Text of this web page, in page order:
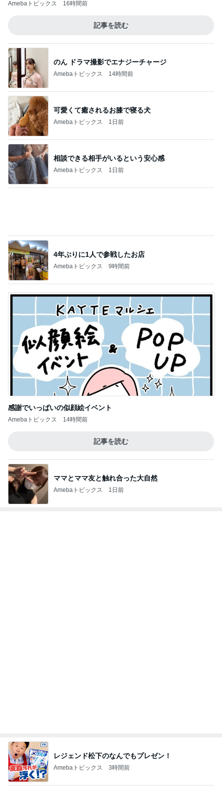
Amebaトピックス 16時間前
記事を読む
のん ドラマ撮影でエナジーチャージ
Amebaトピックス 14時間前
可愛くて癒されるお膝で寝る犬
Amebaトピックス 1日前
相談できる相手がいるという安心感
Amebaトピックス 1日前
4年ぶりに1人で参戦したお店
Amebaトピックス 9時間前
感謝でいっぱいの似顔絵イベント
Amebaトピックス 14時間前
記事を読む
ママとママ友と触れ合った大自然
Amebaトピックス 1日前
レジェンド松下のなんでもプレゼン！
Amebaトピックス 3時間前